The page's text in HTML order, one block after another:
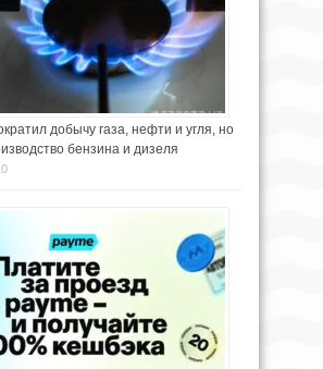
добычу газа, нефти и угля, но
бензина и дизеля